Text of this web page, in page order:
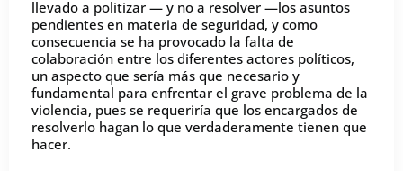
llevado a politizar — y no a resolver —los asuntos
pendientes en materia de seguridad, y como
consecuencia se ha provocado la falta de
colaboración entre los diferentes actores políticos,
un aspecto que sería más que necesario y
fundamental para enfrentar el grave problema de la
violencia, pues se requeriría que los encargados de
resolverlo hagan lo que verdaderamente tienen que
hacer.